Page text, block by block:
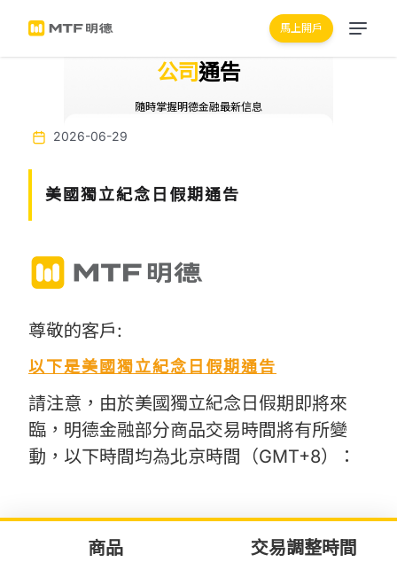
馬上開戶
公司通告
隨時掌握明德金融最新信息
2026-06-29
美國獨⽴紀念⽇假期通告
尊敬的客戶:
以下是美國獨⽴紀念⽇假期通告
請注意，由於美國獨⽴紀念⽇假期即將來
臨，明德金融部分商品交易時間將有所變
動，以下時間均為北京時間（GMT+8）：
商品 交易調整時間